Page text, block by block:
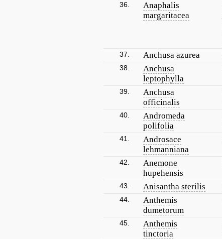
36.
Anaphalis
margaritacea
37. Anchusa azurea
38.
Anchusa
leptophylla
39.
Anchusa
officinalis
40.
Andromeda
polifolia
41.
Androsace
lehmanniana
42.
Anemone
hupehensis
43. Anisantha sterilis
44.
Anthemis
dumetorum
45.
Anthemis
tinctoria